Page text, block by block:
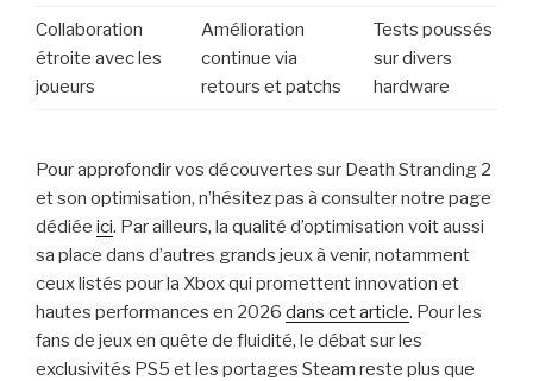
Collaboration
étroite avec les
joueurs
Amélioration
continue via
retours et patchs
Tests poussés
sur divers
hardware
Pour approfondir vos découvertes sur Death Stranding 2
et son optimisation, n’hésitez pas à consulter notre page
dédiée ici. Par ailleurs, la qualité d’optimisation voit aussi
sa place dans d’autres grands jeux à venir, notamment
ceux listés pour la Xbox qui promettent innovation et
hautes performances en 2026 dans cet article. Pour les
fans de jeux en quête de fluidité, le débat sur les
exclusivités PS5 et les portages Steam reste plus que